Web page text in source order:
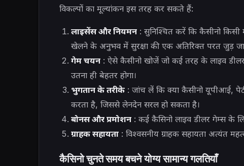
विकल्पों का मूल्यांकन इस तरह कर सकते हैं:
लाइसेंस और नियमन: सुनिश्चित करें कि कैसीनो किसी
खेलने के अनुभव में सुरक्षा की एक अतिरिक्त परत जुड़
गेम चयन: ऐसे कैसीनो खोजें जो कई तरह के लाइव
उतना ही बेहतर होगा।
भुगतान के तरीके: जांच लें कि क्या कैसीनो यूपीआई,
करता है, जिससे लेनदेन सरल हो सकता है।
बोनस और प्रमोशन: कई कैसिनो लाइव डीलर गेम्स के
ग्राहक सहायता: विश्वसनीय ग्राहक सहायता अत्यंत
कैसिनो चुनते समय बचने योग्य सामान्य गलतियाँ